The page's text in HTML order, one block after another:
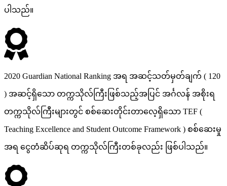
ပါသည်။
2020 Guardian National Ranking အရ အဆင့်သတ်မှတ်ချက် ( 120
) အဆင့်ရှိသော တက္ကသိုလ်ကြီးဖြစ်သည့်အပြင် အင်္ဂလန် အစိုးရ
တက္ကသိုလ်ကြီးများတွင် စစ်ဆေးတိုင်းတာလေ့ရှိသော TEF (
Teaching Excellence and Student Outcome Framework ) စစ်ဆေးမှု
အရ ငွေတံဆိပ်ဆုရ တက္ကသိုလ်ကြီးတစ်ခုလည်း ဖြစ်ပါသည်။